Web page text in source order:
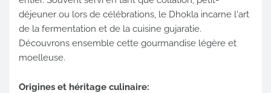
déjeuner ou lors de célébrations, le Dhokla incarne l'art
de la fermentation et de la cuisine gujaratie.
Découvrons ensemble cette gourmandise légère et
moelleuse.
Origines et héritage culinaire: